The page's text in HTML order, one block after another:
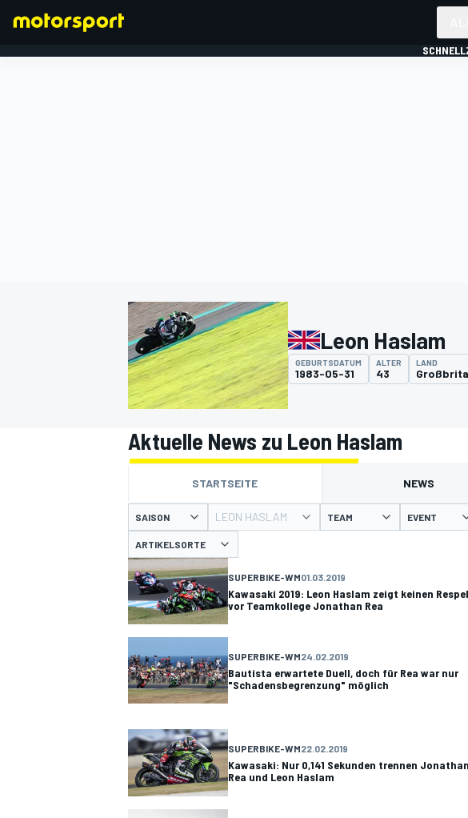
MOTOGP
Leon Haslam
GEBURTSDATUM
1983-05-31
ALTER
43
LAND
Aktuelle News zu Leon Haslam
STARTSEITE NEWS
SAISON LEON HASLAM TEAM EVENT
ARTIKELSORTE
SUPERBIKE-WM01.03.2019
Kawasaki 2019: Leon Haslam zeigt keinen
vor Teamkollege Jonathan Rea
SUPERBIKE-WM24.02.2019
Bautista erwartete Duell, doch für Rea war nur
"Schadensbegrenzung" möglich
SUPERBIKE-WM22.02.2019
Kawasaki: Nur 0,141 Sekunden trennen Jonathan
Rea und Leon Haslam